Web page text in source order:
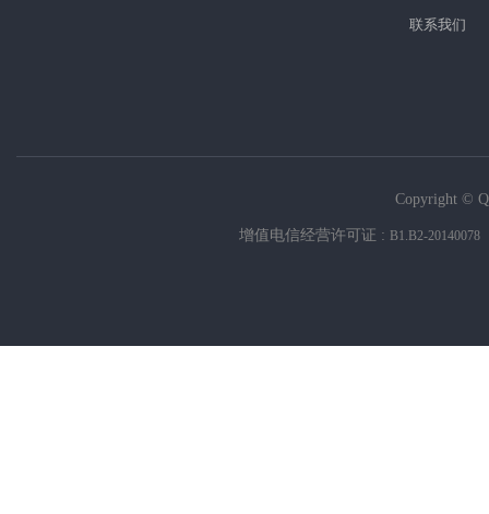
联系我们
Copyright ©
增值电信经营许可证 : B1.B2-20140078